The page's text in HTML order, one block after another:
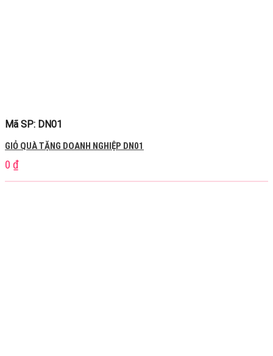
Mã SP: DN01
GIỎ QUÀ TẶNG DOANH NGHIỆP DN01
0 ₫